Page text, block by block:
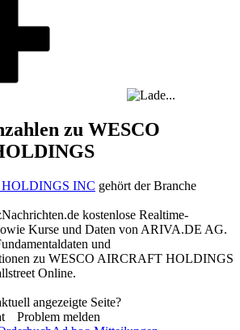
zu WESCO
INC gehört der Branche
kostenlose Realtime-
Kurse und Daten von ARIVA.DE AG.
und
zu WESCO AIRCRAFT HOLDINGS
Online.
angezeigte Seite?
Problem melden